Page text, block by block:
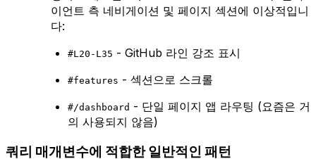
이언트 측 네비게이션 및 페이지 섹션에 이상적입니
다:
#L20-L35 - GitHub 라인 강조 표시
#features - 섹션으로 스크롤
#/dashboard - 단일 페이지 앱 라우팅 (요즘은 거
의 사용되지 않음)
쿼리 매개변수에 적합한 일반적인 패턴